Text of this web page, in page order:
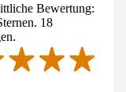
Bewertung:
18